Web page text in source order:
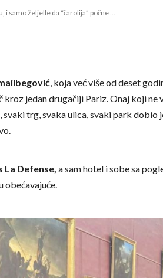
i samo željelle da “čarolija” počne …
, koja već više od deset
jedan drugačiji Pariz. Onaj koji ne
trg, svaka ulica, svaki park dobio
La Defense, a sam hotel i sobe sa
obećavajuće.